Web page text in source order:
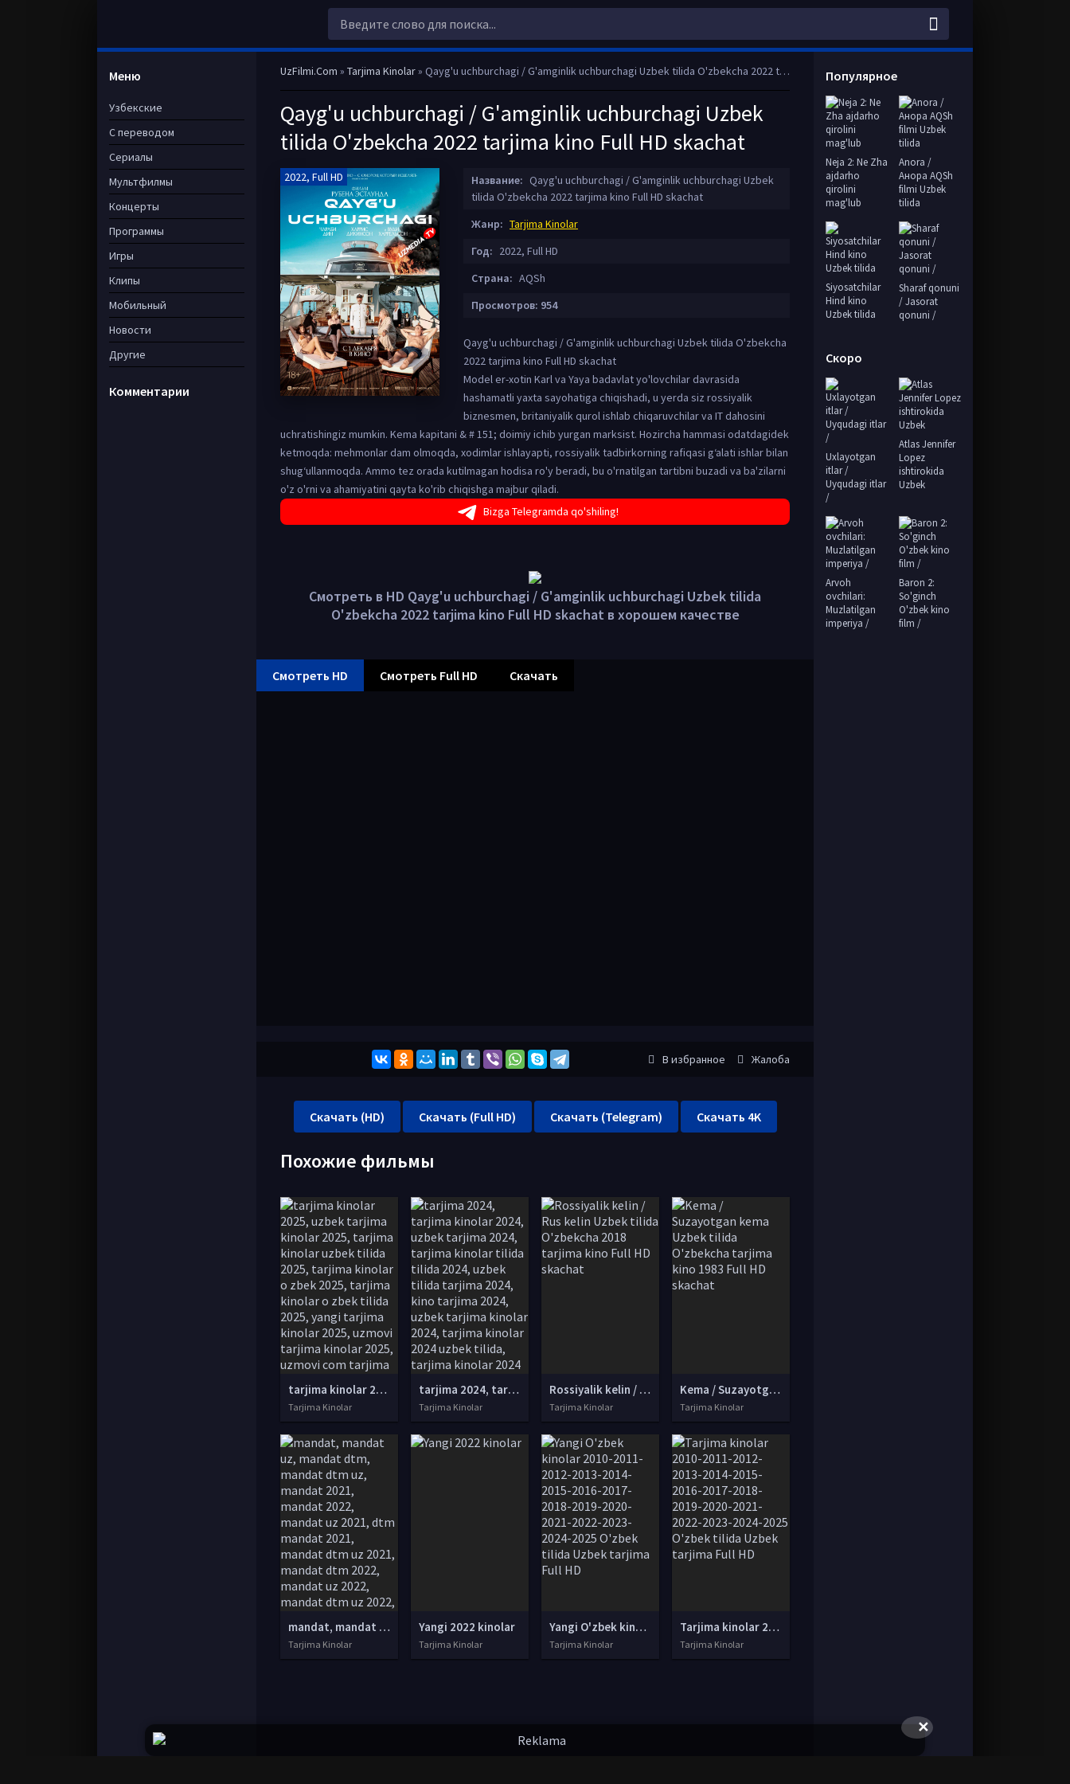
UzFilmi.Com » Tarjima Kinolar» Qayg'u uchburchagi / G'amginlik uchburchagi Uzbek tilida O'zbekcha 2022 tarjima kino Full HD skachat
Qayg'u uchburchagi / G'amginlik uchburchagi Uzbek
tilida O'zbekcha 2022 tarjima kino Full HD skachat
2022, Full HD Название: Qayg'u uchburchagi / G'amginlik uchburchagi Uzbek
tilida O'zbekcha 2022 tarjima kino Full HD skachat
Жанр: Tarjima Kinolar
Год: 2022, Full HD
Страна: AQSh
Просмотров: 954
Qayg'u uchburchagi / G'amginlik uchburchagi Uzbek tilida O'zbekcha
2022 tarjima kino Full HD skachat
Model er-xotin Karl va Yaya badavlat yo'lovchilar davrasida
hashamatli yaxta sayohatiga chiqishadi, u yerda siz rossiyalik
biznesmen, britaniyalik qurol ishlab chiqaruvchilar va IT dahosini
uchratishingiz mumkin. Kema kapitani & # 151; doimiy ichib yurgan marksist. Hozircha hammasi odatdagidek
ketmoqda: mehmonlar dam olmoqda, xodimlar ishlayapti, rossiyalik tadbirkorning rafiqasi g‘alati ishlar bilan
shug‘ullanmoqda. Ammo tez orada kutilmagan hodisa ro'y beradi, bu o'rnatilgan tartibni buzadi va ba'zilarni
o'z o'rni va ahamiyatini qayta ko'rib chiqishga majbur qiladi.
Bizga Telegramda qo'shiling!
Смотреть в HD Qayg'u uchburchagi / G'amginlik uchburchagi Uzbek tilida
O'zbekcha 2022 tarjima kino Full HD skachat в хорошем качестве
Смотреть HD Смотреть Full HD Скачать
В избранное Жалоба
Скачать (HD) Скачать (Full HD) Скачать (Telegram) Скачать 4K
Похожие фильмы
tarjima kinolar 2025, uzbek tarjima kinolar 2025, tarjima kinolar uzbek tilida 2025, tarjima kinolar o zbek 2025, tarjima kinolar o zbek tilida 2025, yangi tarjima kinolar 2025, uzmovi tarjima kinolar 2025, uzmovi com tarjima kinolar 2025, uzbekcha t
Tarjima Kinolar
tarjima 2024, tarjima kinolar 2024, uzbek tarjima 2024, tarjima kinolar tilida tilida 2024, uzbek tilida tarjima 2024, kino tarjima 2024, uzbek tarjima kinolar 2024, tarjima kinolar 2024 uzbek tilida, tarjima kinolar 2024 o zbek, tarjima kinolar 2024
Tarjima Kinolar
Rossiyalik kelin / Rus kelin Uzbek tilida O'zbekcha 2018 tarjima kino Full HD skachat
Tarjima Kinolar
Kema / Suzayotgan kema Uzbek tilida O'zbekcha tarjima kino 1983 Full HD skachat
Tarjima Kinolar
mandat, mandat uz, mandat dtm, mandat dtm uz, mandat 2021, mandat 2022, mandat uz 2021, dtm mandat 2021, mandat dtm uz 2021, mandat dtm 2022, mandat uz 2022, mandat dtm uz 2022, mandat natijalari, mandat uz natijalari, mandat test, mandat natijalari
Tarjima Kinolar
Yangi 2022 kinolar
Tarjima Kinolar
Yangi O'zbek kinolar 2010-2011-2012-2013-2014-2015-2016-2017-2018-2019-2020-2021-2022-2023-2024-2025 O'zbek tilida Uzbek tarjima Full HD
Tarjima Kinolar
Tarjima kinolar 2010-2011-2012-2013-2014-2015-2016-2017-2018-2019-2020-2021-2022-2023-2024-2025 O'zbek tilida Uzbek tarjima Full HD
Tarjima Kinolar
Меню
Узбекские
С переводом
Сериалы
Мультфилмы
Концерты
Программы
Игры
Клипы
Мобильный
Новости
Другие
Комментарии
Популярное
Neja 2: Ne Zha
ajdarho
qirolini
mag'lub
Anora /
Анора AQSh
filmi Uzbek
tilida
Siyosatchilar
Hind kino
Uzbek tilida
Sharaf qonuni
/ Jasorat
qonuni /
Скоро
Uxlayotgan
itlar /
Uyqudagi itlar
/
Atlas Jennifer
Lopez
ishtirokida
Uzbek
Arvoh
ovchilari:
Muzlatilgan
imperiya /
Baron 2:
So'ginch
O'zbek kino
film /
✕